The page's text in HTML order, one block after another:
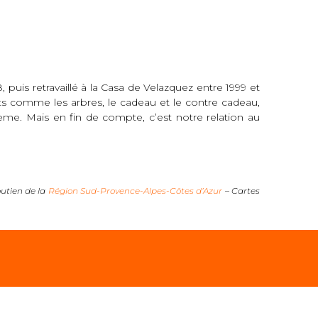
retravaillé à la Casa de Velazquez entre 1999 et
comme les arbres, le cadeau et le contre cadeau,
Mais en fin de compte, c’est notre relation au
de la Région Sud-Provence-Alpes-Côtes d’Azur – Cartes